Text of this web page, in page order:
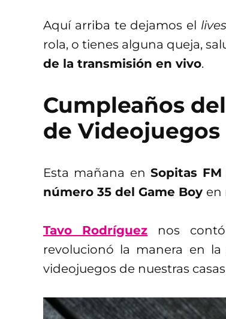
Aquí arriba te dejamos el
rola, o tienes alguna queja,
de la transmisión en vivo.
Cumpleaños
de Videojuegos
Esta mañana en Sopitas
número 35 del Game Boy en
Tavo Rodríguez
nos
revolucionó la manera en
videojuegos de nuestras